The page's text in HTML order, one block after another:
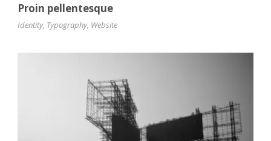
Proin pellentesque
Identity, Typography, Website